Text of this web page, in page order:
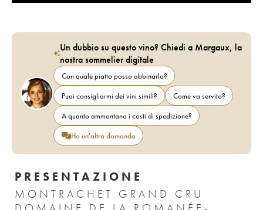
Un dubbio su questo vino? Chiedi a Margaux, la
nostra sommelier digitale
Con quale piatto posso abbinarlo?
Puoi consigliarmi dei vini simili?
Come va servito?
A quanto ammontano i costi di spedizione?
Ho un'altra domanda
PRESENTAZIONE
MONTRACHET GRAND CRU